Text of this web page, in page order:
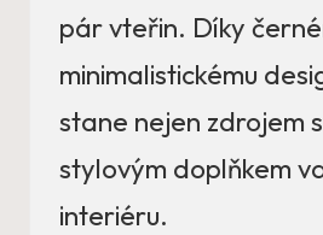
pár vteřin. Díky
minimalistickému
stane nejen zdrojem
stylovým doplňkem
interiéru.